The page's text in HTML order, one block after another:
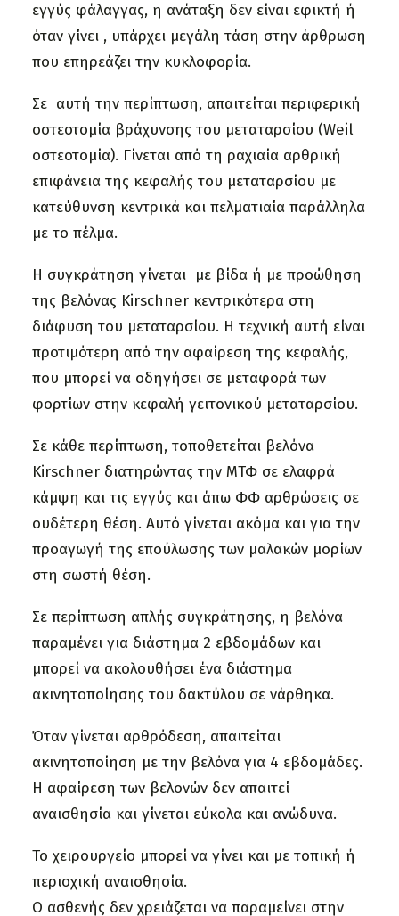
εγγύς φάλαγγας, η ανάταξη δεν είναι εφικτή ή
όταν γίνει , υπάρχει μεγάλη τάση στην άρθρωση
που επηρεάζει την κυκλοφορία.
Σε αυτή την περίπτωση, απαιτείται περιφερική
οστεοτομία βράχυνσης του μεταταρσίου (Weil
οστεοτομία). Γίνεται από τη ραχιαία αρθρική
επιφάνεια της κεφαλής του μεταταρσίου με
κατεύθυνση κεντρικά και πελματιαία παράλληλα
με το πέλμα.
Η συγκράτηση γίνεται με βίδα ή με προώθηση
της βελόνας Kirschner κεντρικότερα στη
διάφυση του μεταταρσίου. Η τεχνική αυτή είναι
προτιμότερη από την αφαίρεση της κεφαλής,
που μπορεί να οδηγήσει σε μεταφορά των
φορτίων στην κεφαλή γειτονικού μεταταρσίου.
Σε κάθε περίπτωση, τοποθετείται βελόνα
Kirschner διατηρώντας την ΜΤΦ σε ελαφρά
κάμψη και τις εγγύς και άπω ΦΦ αρθρώσεις σε
ουδέτερη θέση. Αυτό γίνεται ακόμα και για την
προαγωγή της επούλωσης των μαλακών μορίων
στη σωστή θέση.
Σε περίπτωση απλής συγκράτησης, η βελόνα
παραμένει για διάστημα 2 εβδομάδων και
μπορεί να ακολουθήσει ένα διάστημα
ακινητοποίησης του δακτύλου σε νάρθηκα.
Όταν γίνεται αρθρόδεση, απαιτείται
ακινητοποίηση με την βελόνα για 4 εβδομάδες.
Η αφαίρεση των βελονών δεν απαιτεί
αναισθησία και γίνεται εύκολα και ανώδυνα.
Το χειρουργείο μπορεί να γίνει και με τοπική ή
περιοχική αναισθησία.
Ο ασθενής δεν χρειάζεται να παραμείνει στην